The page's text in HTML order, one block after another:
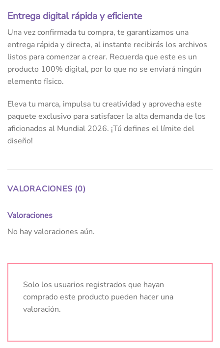
Entrega digital rápida y eficiente
Una vez confirmada tu compra, te garantizamos una
entrega rápida y directa, al instante recibirás los archivos
listos para comenzar a crear. Recuerda que este es un
producto 100% digital, por lo que no se enviará ningún
elemento físico.
Eleva tu marca, impulsa tu creatividad y aprovecha este
paquete exclusivo para satisfacer la alta demanda de los
aficionados al Mundial 2026. ¡Tú defines el límite del
diseño!
VALORACIONES (0)
Valoraciones
No hay valoraciones aún.
Solo los usuarios registrados que hayan
comprado este producto pueden hacer una
valoración.